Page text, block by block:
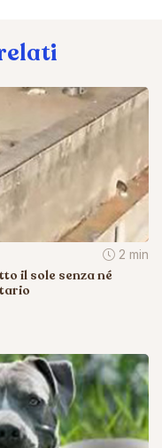
2 min
il sole senza né